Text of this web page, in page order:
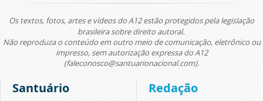
Os textos, fotos, artes e vídeos do A12 estão protegidos pela legislação
brasileira sobre direito autoral.
Não reproduza o conteúdo em outro meio de comunicação, eletrônico ou
impresso, sem autorização expressa do A12
(faleconosco@santuarionacional.com).
Santuário Redação